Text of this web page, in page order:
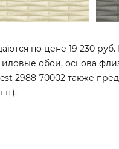
по цене 19 230
обои, основа
2988-70002 также